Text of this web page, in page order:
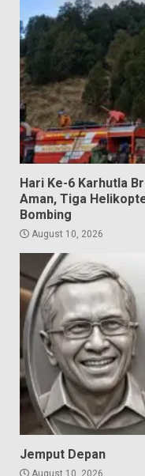
Hari Ke-6 Karhutla
Aman, Tiga
Bombing
August 10, 2026
Jemput Depan
August 10, 2026